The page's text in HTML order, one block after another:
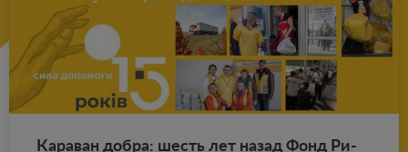
Ка­ра­ван добра: шесть лет назад Фонд Ри­